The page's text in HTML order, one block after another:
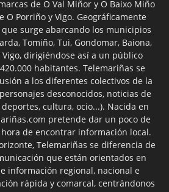
de O Val Miñor y O Baixo Miño
O Porriño y Vigo. Geográficamente
surge abarcando los municipios
Tomiño, Tui, Gondomar, Baiona,
dirigiéndose así a un público
habitantes. Telemariñas se
a los diferentes colectivos de la
desconocidos, noticias de
cultura, ocio...). Nacida en
pretende dar un poco de
de encontrar información local.
Telemariñas se diferencia de
que están orientados en
información regional, nacional e
rápida y comarcal, centrándonos